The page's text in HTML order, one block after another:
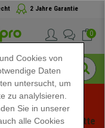
2 Jahre Garantie
0
Exklusive Rabatte
Cookies von
Daten
untersucht, um
zu analylsieren.
Sie in unserer
alle Cookies